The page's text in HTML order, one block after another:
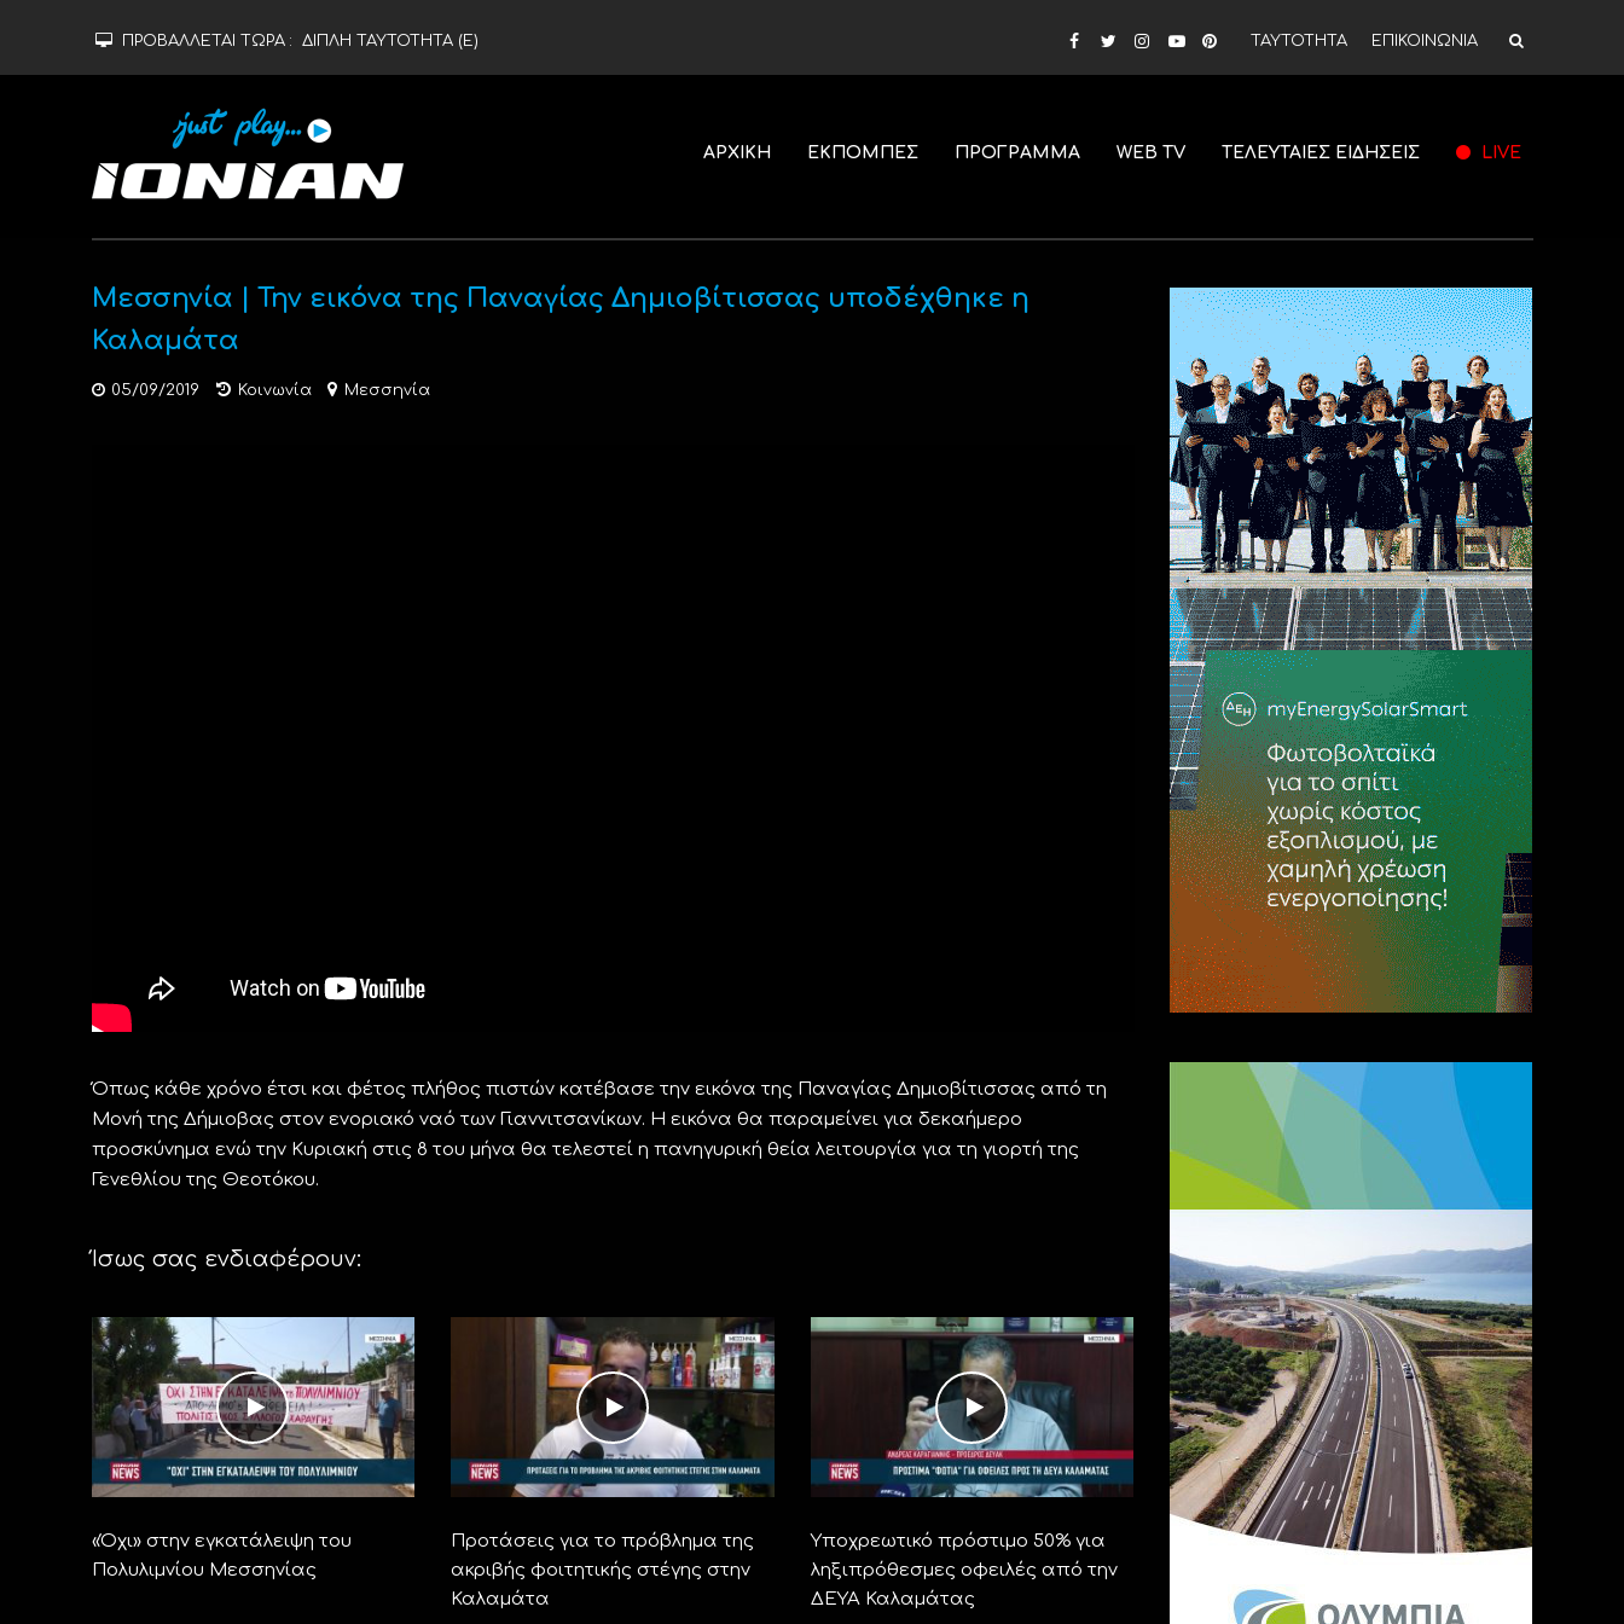
ΠΡΟΒΑΛΛΕΤΑΙ ΤΩΡΑ : ΔΙΠΛΗ ΤΑΥΤΟΤΗΤΑ (Ε) ΤΑΥΤΟΤΗΤΑ ΕΠΙΚΟΙΝΩΝΙΑ
ΑΡΧΙΚΗ ΕΚΠΟΜΠΕΣ ΠΡΟΓΡΑΜΜΑ WEB TV ΤΕΛΕΥΤΑΙΕΣ ΕΙΔΗΣΕΙΣ LIVE
Μεσσηνία | Την εικόνα της Παναγίας Δημιοβίτισσας υποδέχθηκε η
Καλαμάτα
05/09/2019 Κοινωνία Μεσσηνία
Όπως κάθε χρόνο έτσι και φέτος πλήθος πιστών κατέβασε την εικόνα της Παναγίας Δημιοβίτισσας από τη
Μονή της Δήμιοβας στον ενοριακό ναό των Γιαννιτσανίκων. Η εικόνα θα παραμείνει για δεκαήμερο
προσκύνημα ενώ την Κυριακή στις 8 του μήνα θα τελεστεί η πανηγυρική θεία λειτουργία για τη γιορτή της
Γενεθλίου της Θεοτόκου.
Ίσως σας ενδιαφέρουν:
«Όχι» στην εγκατάλειψη του
Πολυλιμνίου Μεσσηνίας
Προτάσεις για το πρόβλημα της
ακριβής φοιτητικής στέγης στην
Καλαμάτα
Υποχρεωτικό πρόστιμο 50% για
ληξιπρόθεσμες οφειλές από την
ΔΕΥΑ Καλαμάτας